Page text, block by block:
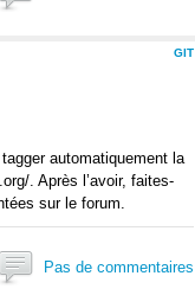
GIT
automatiquement la
. Après l’avoir, faites-
sur le forum.
Pas de commentaires